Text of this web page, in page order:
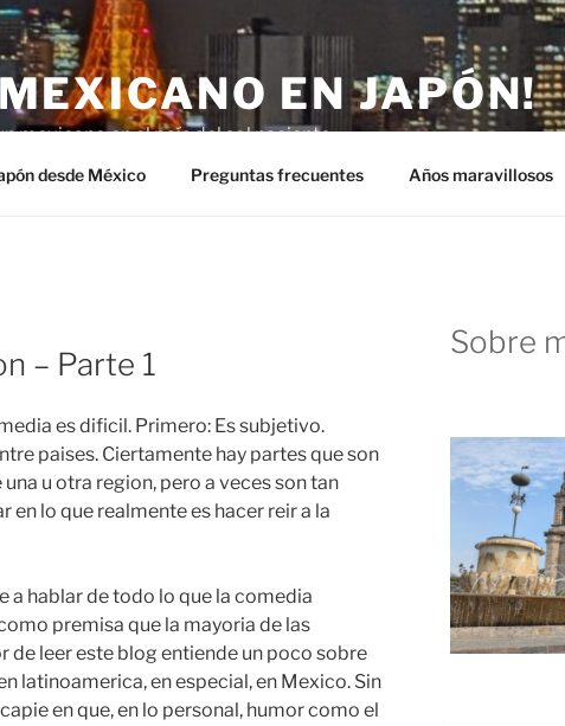
EN JAPÓN!
mexicano en el país del sol naciente.
desde México Preguntas frecuentes Años maravillosos
– Parte 1
es dificil. Primero: Es subjetivo.
paises. Ciertamente hay partes que son
u otra region, pero a veces son tan
en lo que realmente es hacer reir a la
a hablar de todo lo que la comedia
premisa que la mayoria de las
de leer este blog entiende un poco sobre
latinoamerica, en especial, en Mexico. Sin
en que, en lo personal, humor como el
Sobre